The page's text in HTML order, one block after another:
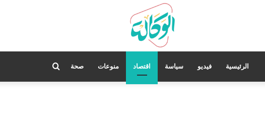
الرئيسية فيديو سياسة اقتصاد منوعات صحة